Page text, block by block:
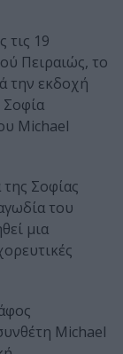
τις 19
Πειραιώς, το
την εκδοχή
Σοφία
Michael
Σοφίας
του
μια
Michael